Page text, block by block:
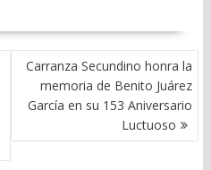
Carranza Secundino honra la
memoria de Benito Juárez
García en su 153 Aniversario
Luctuoso